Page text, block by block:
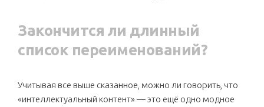
Закончится ли длинный
список переименований?
Учитывая все выше сказанное, можно ли говорить, что
«интеллектуальный контент» — это ещё одно модное